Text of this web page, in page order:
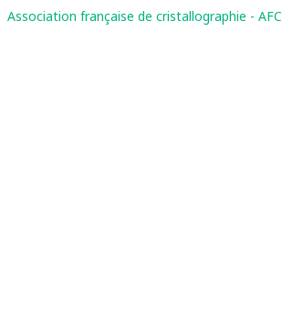
Association française de cristallographie - AFC